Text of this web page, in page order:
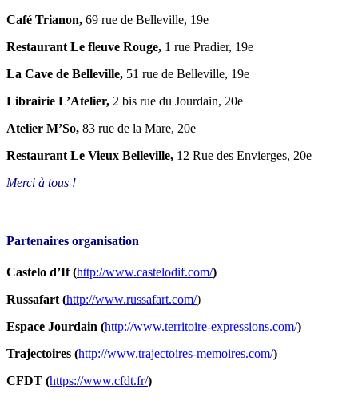
Café Trianon, 69 rue de Belleville, 19e
Restaurant Le fleuve Rouge, 1 rue Pradier, 19e
La Cave de Belleville, 51 rue de Belleville, 19e
Librairie L’Atelier, 2 bis rue du Jourdain, 20e
Atelier M’So, 83 rue de la Mare, 20e
Restaurant Le Vieux Belleville, 12 Rue des Envierges, 20e
Merci à tous !
Partenaires organisation
Castelo d’If (http://www.castelodif.com/)
Russafart (http://www.russafart.com/)
Espace Jourdain (http://www.territoire-expressions.com/)
Trajectoires (http://www.trajectoires-memoires.com/)
CFDT (https://www.cfdt.fr/)